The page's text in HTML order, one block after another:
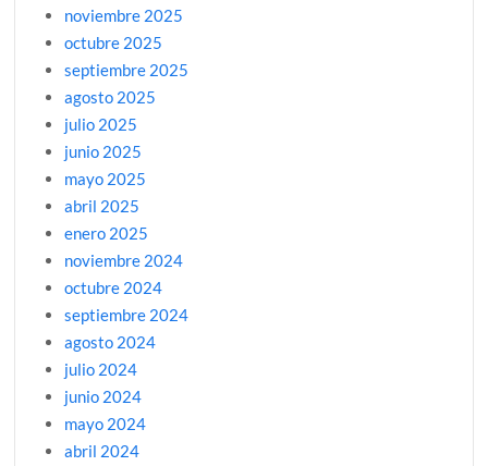
noviembre 2025
octubre 2025
septiembre 2025
agosto 2025
julio 2025
junio 2025
mayo 2025
abril 2025
enero 2025
noviembre 2024
octubre 2024
septiembre 2024
agosto 2024
julio 2024
junio 2024
mayo 2024
abril 2024